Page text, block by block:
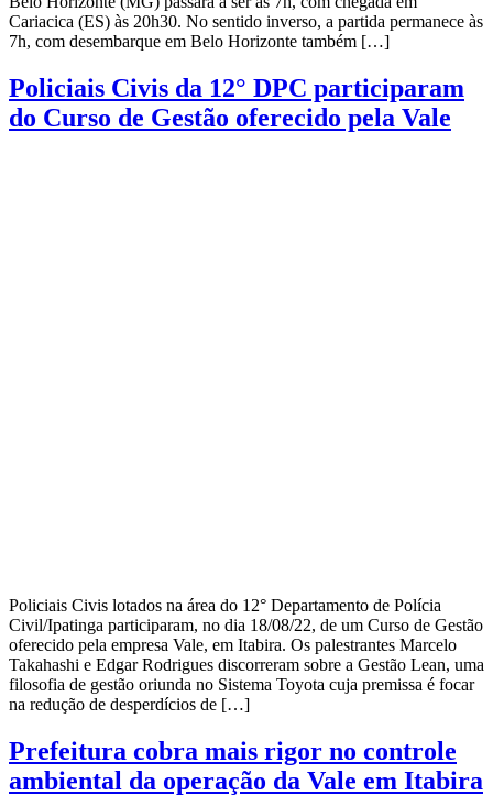
Cariacica (ES) às 20h30. No sentido inverso, a partida permanece às
7h, com desembarque em Belo Horizonte também […]
Policiais Civis da 12° DPC participaram
do Curso de Gestão oferecido pela Vale
Policiais Civis lotados na área do 12° Departamento de Polícia
Civil/Ipatinga participaram, no dia 18/08/22, de um Curso de Gestão
oferecido pela empresa Vale, em Itabira. Os palestrantes Marcelo
Takahashi e Edgar Rodrigues discorreram sobre a Gestão Lean, uma
filosofia de gestão oriunda no Sistema Toyota cuja premissa é focar
na redução de desperdícios de […]
Prefeitura cobra mais rigor no controle
ambiental da operação da Vale em Itabira